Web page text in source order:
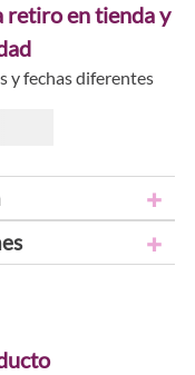
en tienda y
y fechas diferentes